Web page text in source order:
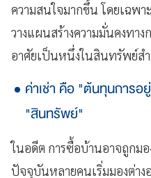
ความสนใจมากขึ้น โดยเฉพ
วางแผนสร้างความมั่นคงทาง
อาศัยเป็นหนึ่งในสินทรัพย์ส
ค่าเช่า คือ "ต้นทุนการ
"สินทรัพย์"
ในอดีต การซื้อบ้านอาจถูกม
ปัจจุบันหลายคนเริ่มมองต่า